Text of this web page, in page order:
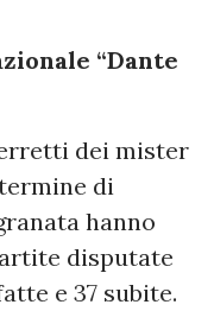
“Dante
dei mister
di
hanno
disputate
e 37 subite.